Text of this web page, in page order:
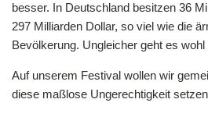
besser. In Deutschland besitzen 36
297 Milliarden Dollar, so viel wie die
Bevölkerung. Ungleicher geht es wohl
Auf unserem Festival wollen wir
diese maßlose Ungerechtigkeit